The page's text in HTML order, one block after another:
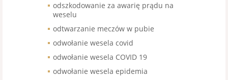
odszkodowanie za awarię prądu na
weselu
odtwarzanie meczów w pubie
odwołanie wesela covid
odwołanie wesela COVID 19
odwołanie wesela epidemia